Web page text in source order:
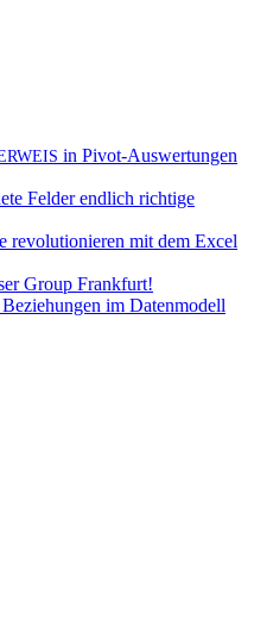
in Pivot-Auswertungen
Felder endlich richtige
revolutionieren mit dem Excel
Group Frankfurt!
im Datenmodell